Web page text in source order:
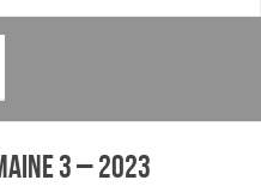
3 – 2023